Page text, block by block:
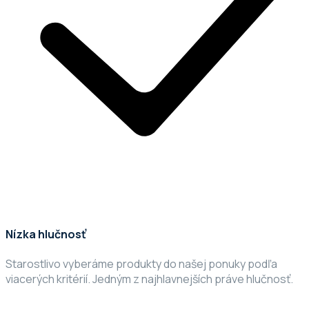
Nízka hlučnosť
Starostlivo vyberáme produkty do našej ponuky podľa
viacerých kritérií. Jedným z najhlavnejších práve hlučnosť.